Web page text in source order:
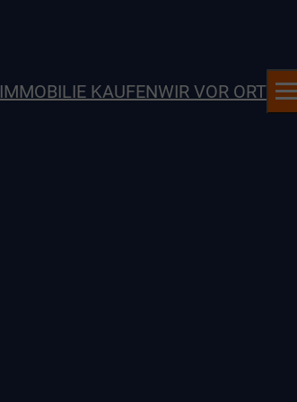
IMMOBILIE KAUFENWIR VOR ORT